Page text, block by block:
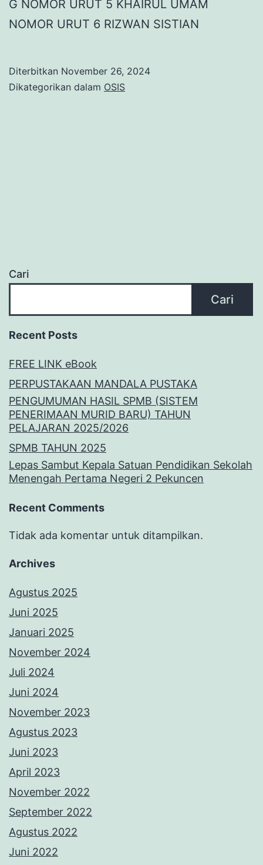
G NOMOR URUT 5 KHAIRUL UMAM
NOMOR URUT 6 RIZWAN SISTIAN
Diterbitkan November 26, 2024
Dikategorikan dalam OSIS
Cari
Cari
Recent Posts
FREE LINK eBook
PERPUSTAKAAN MANDALA PUSTAKA
PENGUMUMAN HASIL SPMB (SISTEM
PENERIMAAN MURID BARU) TAHUN
PELAJARAN 2025/2026
SPMB TAHUN 2025
Lepas Sambut Kepala Satuan Pendidikan Sekolah
Menengah Pertama Negeri 2 Pekuncen
Recent Comments
Tidak ada komentar untuk ditampilkan.
Archives
Agustus 2025
Juni 2025
Januari 2025
November 2024
Juli 2024
Juni 2024
November 2023
Agustus 2023
Juni 2023
April 2023
November 2022
September 2022
Agustus 2022
Juni 2022